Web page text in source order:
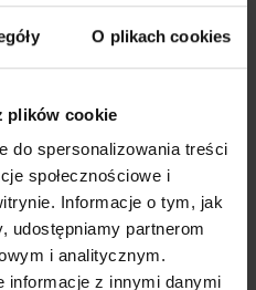
O plikach cookies
plików cookie
do spersonalizowania treści
społecznościowe i
Informacje o tym, jak
udostępniamy partnerom
i analitycznym.
informacje z innymi danymi